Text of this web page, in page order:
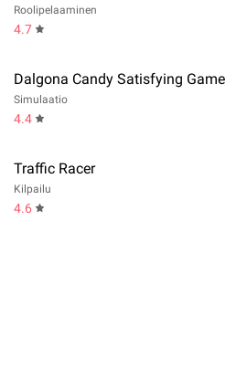
Roolipelaaminen
4.7
Dalgona Candy Satisfying Game
Simulaatio
4.4
Traffic Racer
Kilpailu
4.6